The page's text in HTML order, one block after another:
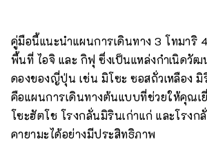
คู่มือนี้แนะนำแผนการเดินทาง 3 โทมาริ
พื้นที่ ไอจิ และ กิฟุ ซึ่งเป็นแหล่งกำเนิดวั
ดองของญี่ปุ่น เช่น มิโซะ ซอสถั่วเหลือง มิ
คือแผนการเดินทางต้นแบบที่ช่วยให้คุณเ
โซะฮัตโช โรงกลั่นมิรินเก่าแก่ และโรงก
คายามะได้อย่างมีประสิทธิภาพ